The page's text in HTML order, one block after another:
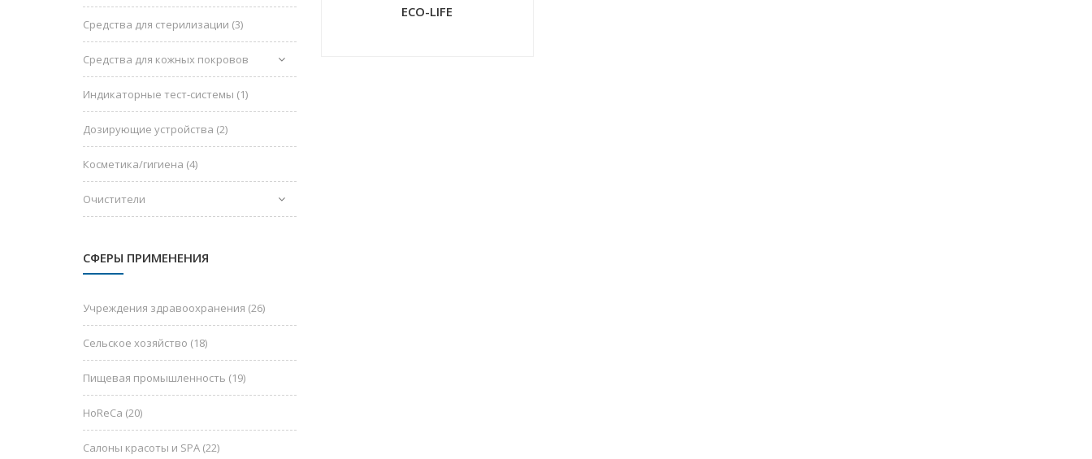
Средства для стерилизации (3)
Средства для кожных покровов
Индикаторные тест-системы (1)
Дозирующие устройства (2)
Косметика/гигиена (4)
Очистители
СФЕРЫ ПРИМЕНЕНИЯ
Учреждения здравоохранения (26)
Сельское хозяйство (18)
Пищевая промышленность (19)
HoReCa (20)
Салоны красоты и SPA (22)
ECO-LIFE